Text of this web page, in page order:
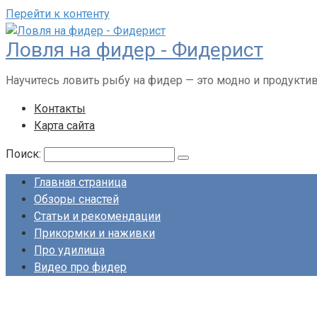
Перейти к контенту
Ловля на фидер - Фидерист
Научитесь ловить рыбу на фидер — это модно и
Контакты
Карта сайта
Поиск:
Главная страница
Обзоры снастей
Статьи и рекомендации
Прикормки и наживки
Про удилища
Видео про фидер